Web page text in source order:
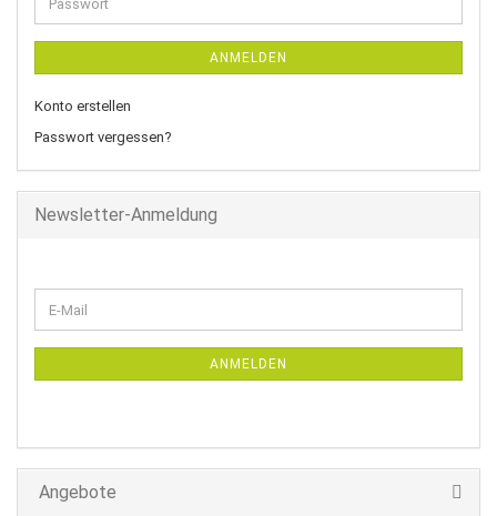
ANMELDEN
Konto erstellen
Passwort vergessen?
Newsletter-Anmeldung
ZUR
E-
Mail
ANMELDEN
Angebote